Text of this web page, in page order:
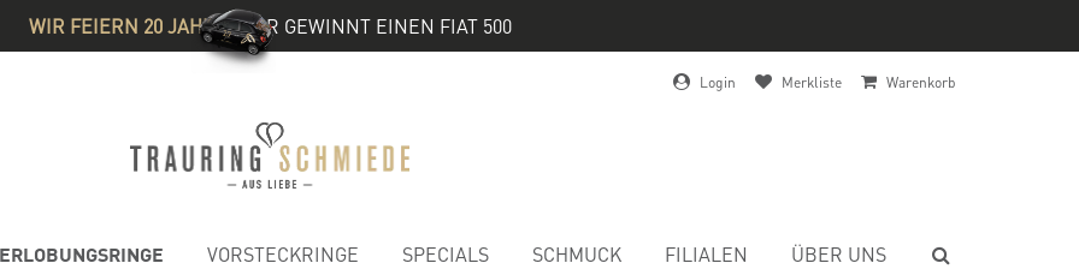
WIR FEIERN 20 JAHRE& IHR GEWINNT EINEN FIAT 500
Login Merkliste Warenkorb
VORSTECKRINGE SPECIALS SCHMUCK FILIALEN ÜBER UNS